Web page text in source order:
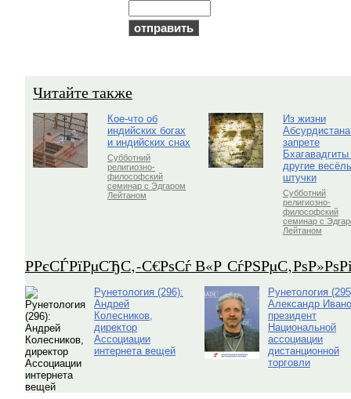
Читайте также
Кое-что об
индийских богах
и индийских снах
Субботний
религиозно-
философский
семинар с Эдгаром
Лейтаном
Из жизни
запрете
Бхагавадгиты
другие
штучки
Субботний
религиозно-
философский
семинар с
Лейтаном
Р­РєСЃРїРµСЂС‚-С€РѕСѓ В«Р
Рунетология (296):
Андрей
Колесников,
директор
Ассоциации
интернета вещей
Рунетология
Александр
президент
Национальной
ассоциации
дистанционной
торговли